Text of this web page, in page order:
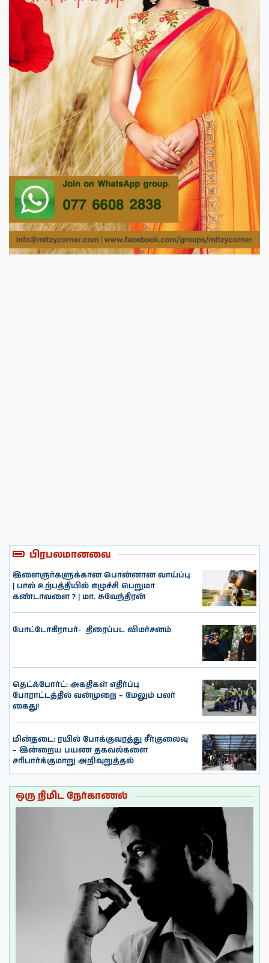
பிரபலமானவை
இளைஞர்களுக்கான பொன்னான வாய்ப்பு
| பால் உற்பத்தியில் எழுச்சி பெறுமா
கண்டாவளை ? | மா. சுவேந்திரன்
போட்டோகிராபர்- ‌ திரைப்பட விமர்சனம்
தெட்ஃபோர்ட்: அகதிகள் எதிர்ப்பு
போராட்டத்தில் வன்முறை – மேலும் பலர்
கைது!
மின்தடை: ரயில் போக்குவரத்து சீர்குலைவு
– இன்றைய பயண தகவல்களை
சரிபார்க்குமாறு அறிவுறுத்தல்
ஒரு நிமிட நேர்காணல்